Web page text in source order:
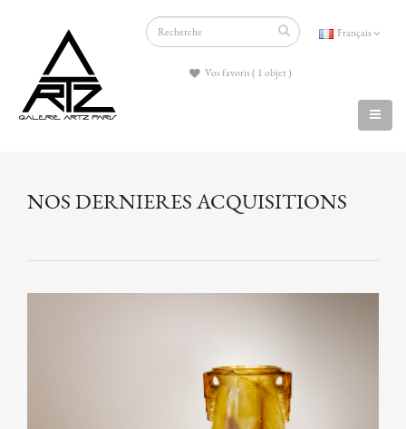
Français
Vos favoris ( 1 objet )
NOS DERNIERES ACQUISITIONS